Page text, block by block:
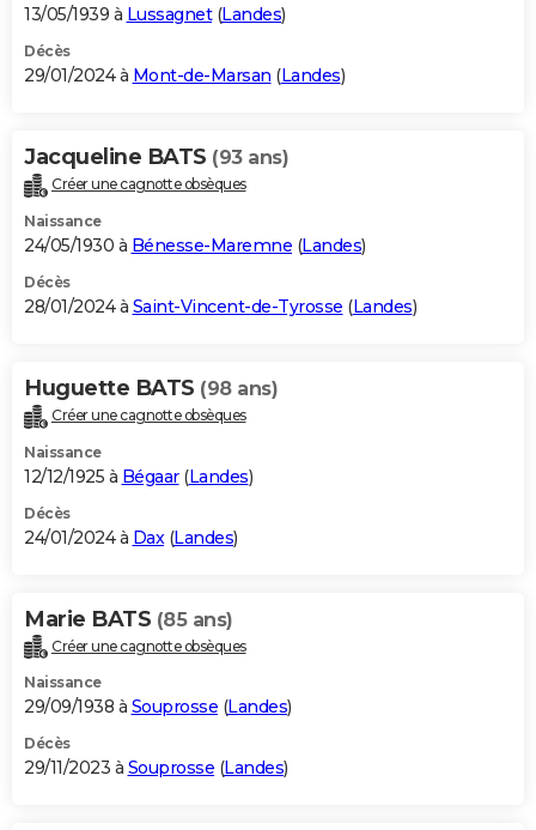
13/05/1939 à Lussagnet(Landes)
Décès
29/01/2024 à Mont-de-Marsan (Landes)
Jacqueline BATS (93 ans)
Créer une cagnotte obsèques
Naissance
24/05/1930 à Bénesse-Maremne (Landes)
Décès
28/01/2024 à Saint-Vincent-de-Tyrosse (Landes)
Huguette BATS (98 ans)
Créer une cagnotte obsèques
Naissance
12/12/1925 à Bégaar(Landes)
Décès
24/01/2024 à Dax (Landes)
Marie BATS (85 ans)
Créer une cagnotte obsèques
Naissance
29/09/1938 à Souprosse (Landes)
Décès
29/11/2023 à Souprosse (Landes)